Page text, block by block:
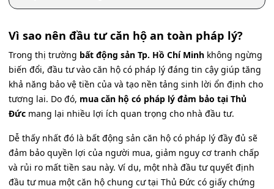
Vì sao nên đầu tư căn hộ an toàn pháp lý?
Trong thị trường bất động sản Tp. Hồ Chí Minh không ngừng
biến đổi, đầu tư vào căn hộ có pháp lý đáng tin cậy giúp tăng
khả năng bảo vệ tiền của và tạo nền tảng sinh lời ổn định cho
tương lai. Do đó, mua căn hộ có pháp lý đảm bảo tại Thủ
Đức mang lại nhiều lợi ích quan trọng cho nhà đầu tư.
Dễ thấy nhất đó là bất động sản căn hộ có pháp lý đầy đủ sẽ
đảm bảo quyền lợi của người mua, giảm nguy cơ tranh chấp
và rủi ro mất tiền sau này. Ví dụ, một nhà đầu tư quyết định
đầu tư mua một căn hộ chung cư tại Thủ Đức có giấy chứng